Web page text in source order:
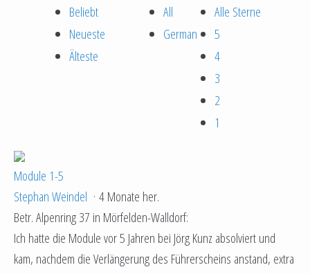
Alle Sterne
5
4
3
2
1
All
German
Beliebt
Neueste
Älteste
Module 1-5
Stephan Weindel · 4 Monate her.
Betr. Alpenring 37 in Mörfelden-Walldorf:
Ich hatte die Module vor 5 Jahren bei Jörg Kunz absolviert und
kam, nachdem die Verlängerung des Führerscheins anstand, extra